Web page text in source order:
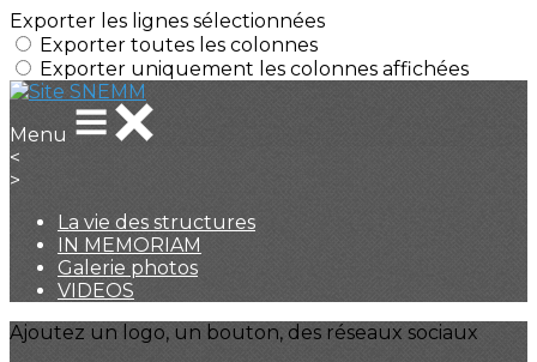
Exporter les lignes sélectionnées
Exporter toutes les colonnes
Exporter uniquement les colonnes affichées
Menu
<
>
La vie des structures
IN MEMORIAM
Galerie photos
VIDEOS
Ajoutez un logo, un bouton, des réseaux sociaux